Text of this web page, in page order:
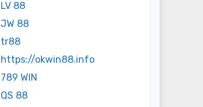
LV 88
JW 88
tr88
https://okwin88.info
789 WIN
QS 88